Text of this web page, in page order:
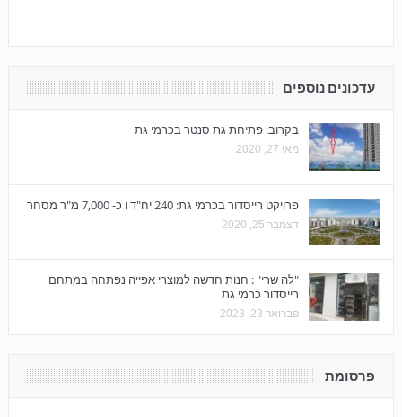
עדכונים נוספים
בקרוב: פתיחת גת סנטר בכרמי גת
מאי 27, 2020
פרויקט רייסדור בכרמי גת: 240 יח"ד ו כ- 7,000 מ"ר מסחר
דצמבר 25, 2020
"לה שרי" : חנות חדשה למוצרי אפייה נפתחה במתחם
רייסדור כרמי גת
פברואר 23, 2023
פרסומת